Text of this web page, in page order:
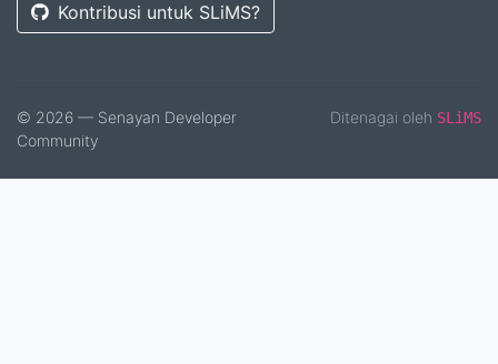
Kontribusi untuk SLiMS?
© 2026 — Senayan Developer
Community
Ditenagai oleh SLiMS